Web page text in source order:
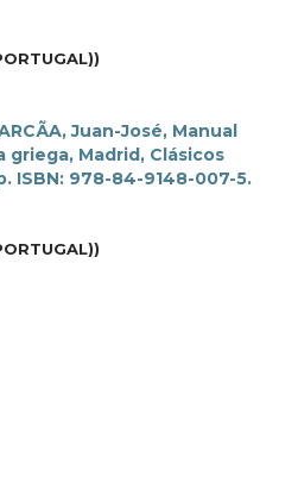
Juan-José, Manual
Madrid, Clásicos
ISBN: 978-84-9148-007-5.